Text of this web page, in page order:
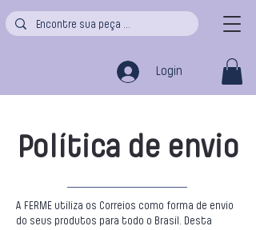
Login
Política de envio
A FERME utiliza os Correios como forma de envio
do seus produtos para todo o Brasil. Desta